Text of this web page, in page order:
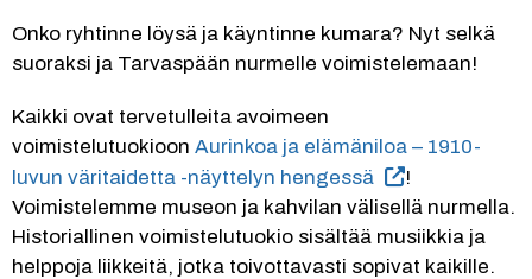
Onko ryhtinne löysä ja käyntinne kumara? Nyt selkä
suoraksi ja Tarvaspään nurmelle voimistelemaan!
Kaikki ovat tervetulleita avoimeen
voimistelutuokioon Aurinkoa ja elämäniloa – 1910-
luvun väritaidetta -näyttelyn hengessä
!
Voimistelemme museon ja kahvilan välisellä nurmella.
Historiallinen voimistelutuokio sisältää musiikkia ja
helppoja liikkeitä, jotka toivottavasti sopivat kaikille.